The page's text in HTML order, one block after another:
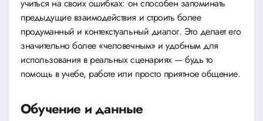
учиться на своих ошибках: он способен запоминать
предыдущие взаимодействия и строить более
продуманный и контекстуальный диалог. Это делает его
значительно более «человечным» и удобным для
использования в реальных сценариях — будь то
помощь в учебе, работе или просто приятное общение.
Обучение и данные